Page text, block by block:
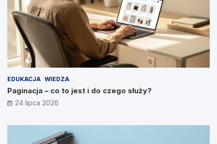
EDUKACJA WIEDZA
Paginacja – co to jest i do czego służy?
24 lipca 2026